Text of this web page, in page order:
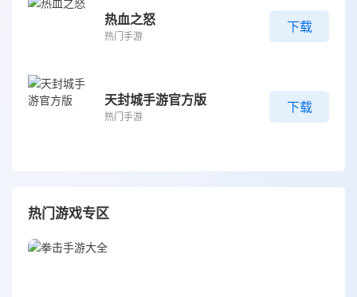
热血之怒
热门手游
下载
天封城手游官方版
热门手游
下载
热门游戏专区